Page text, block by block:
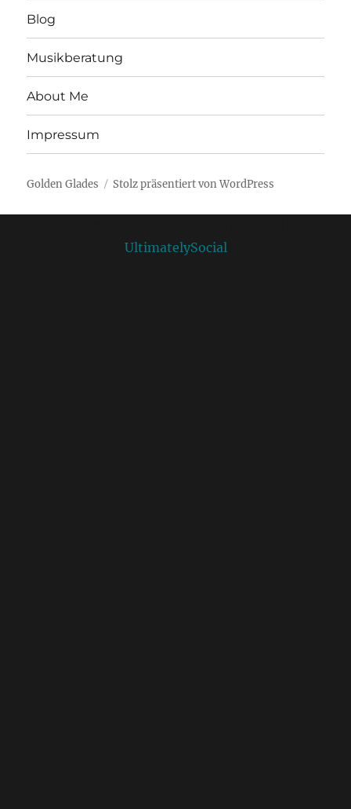
Blog
Musikberatung
About Me
Impressum
Golden Glades Stolz präsentiert von WordPress
UltimatelySocial